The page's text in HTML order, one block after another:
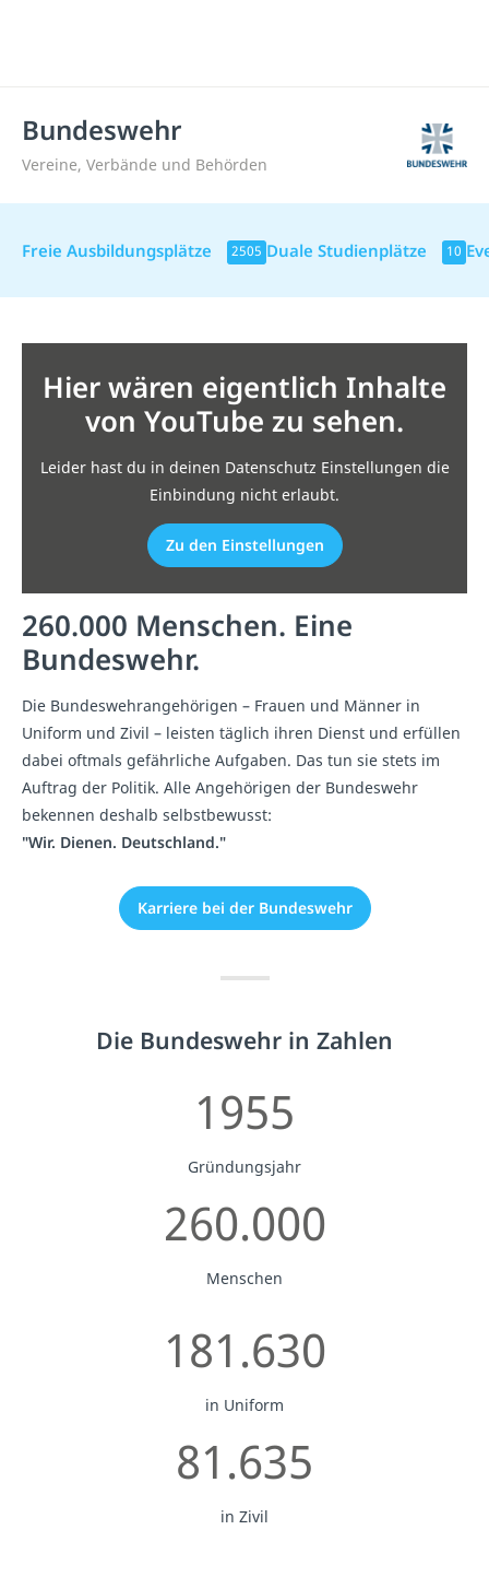
Bundeswehr
Vereine, Verbände und Behörden
Freie Ausbildungsplätze 2505 Duale Studienplätze 10
260.000 Menschen. Eine
Bundeswehr.
Die Bundeswehrangehörigen – Frauen und Männer in
Uniform und Zivil – leisten täglich ihren Dienst und erfüllen
dabei oftmals gefährliche Aufgaben. Das tun sie stets im
Auftrag der Politik. Alle Angehörigen der Bundeswehr
bekennen deshalb selbstbewusst:
"Wir. Dienen. Deutschland."
Karriere bei der Bundeswehr
Hier wären eigentlich Inhalte
von YouTube zu sehen.
Leider hast du in deinen Datenschutz Einstellungen die
Einbindung nicht erlaubt.
Zu den Einstellungen
Die Bundeswehr in Zahlen
1955
Gründungsjahr
260.000
Menschen
181.630
in Uniform
81.635
in Zivil